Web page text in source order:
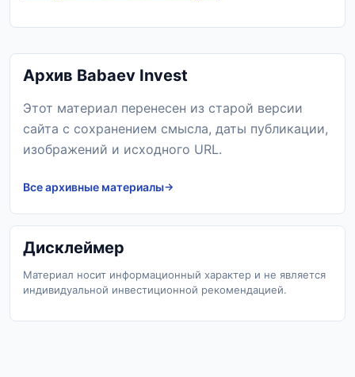
Архив Babaev Invest
Этот материал перенесен из старой версии
сайта с сохранением смысла, даты публикации,
изображений и исходного URL.
Все архивные материалы
Дисклеймер
Материал носит информационный характер и не является
индивидуальной инвестиционной рекомендацией.